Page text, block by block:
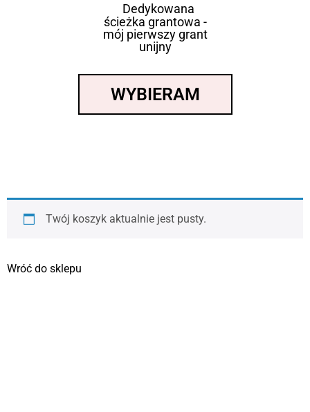
Dedykowana
ścieżka grantowa -
mój pierwszy grant
unijny
WYBIERAM
Twój koszyk aktualnie jest pusty.
Wróć do sklepu